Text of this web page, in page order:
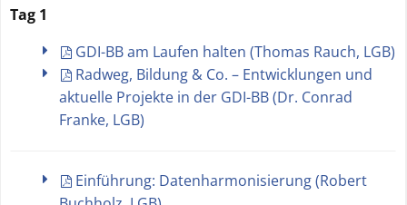
Tag 1
GDI-BB am Laufen halten (Thomas Rauch, LGB)
Radweg, Bildung & Co. – Entwicklungen und
aktuelle Projekte in der GDI-BB (Dr. Conrad
Franke, LGB)
Einführung: Datenharmonisierung (Robert